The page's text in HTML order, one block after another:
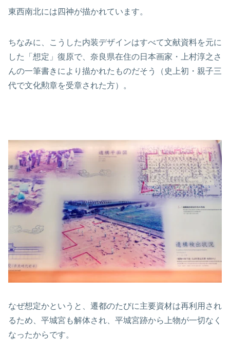
東西南北には四神が描かれています。
ちなみに、こうした内装デザインはすべて文献資料を元に
した「想定」復原で、奈良県在住の日本画家・上村淳之さ
んの一筆書きにより描かれたものだそう（史上初・親子三
代で文化勲章を受章された方）。
なぜ想定かというと、遷都のたびに主要資材は再利用され
るため、平城宮も解体され、平城宮跡から上物が一切なく
なったからです。